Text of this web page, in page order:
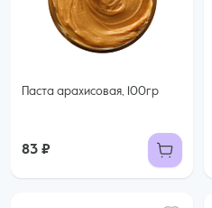
Паста арахисовая, 100гр
83 ₽